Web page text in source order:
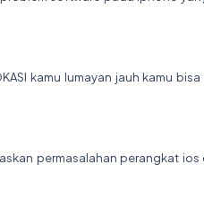
kamu lumayan jauh kamu
permasalahan perangkat